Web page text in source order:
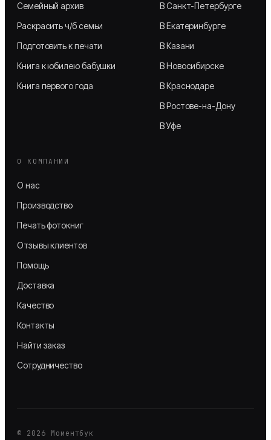
Семейный архив
Раскрасить ч/б семьи
Подготовить к печати
Книга к юбилею бабушки
Книга первого года
В Санкт-Петербурге
В Екатеринбурге
В Казани
В Новосибирске
В Краснодаре
В Ростове-на-Дону
В Уфе
О КОМПАНИИ
О нас
Производство
Печать фотокниг
Отзывы клиентов
Помощь
Доставка
Качество
Контакты
Найти заказ
Сотрудничество
© 2026
Моментбук